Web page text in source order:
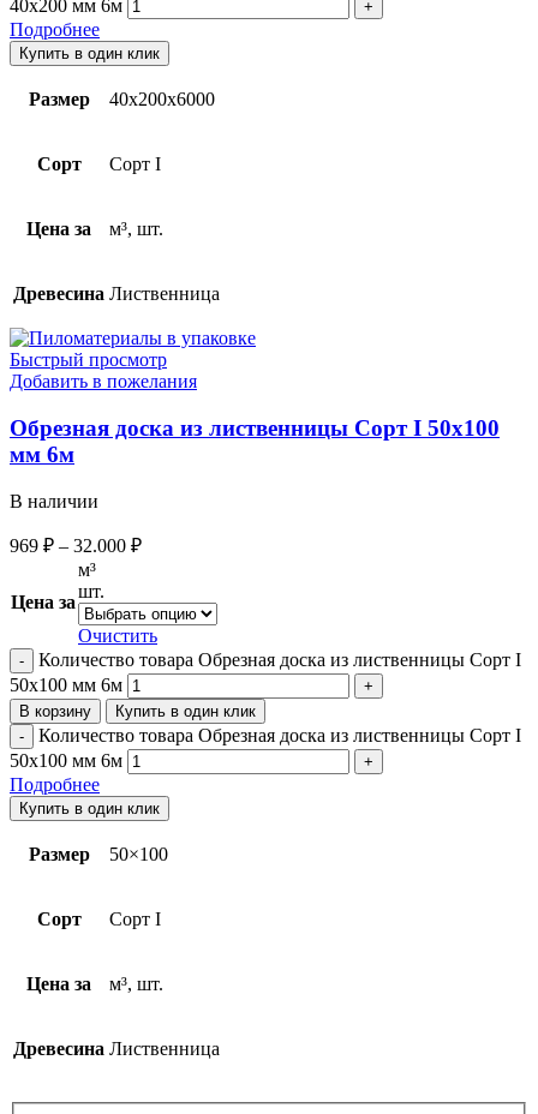
40х200 мм 6м
Подробнее
Купить в один клик
Размер 40х200х6000
Сорт Сорт I
Цена за м³, шт.
Древесина Лиственница
Быстрый просмотр
Добавить в пожелания
Обрезная доска из лиственницы Сорт I 50х100
мм 6м
В наличии
969 ₽ – 32.000 ₽
Цена за
м³
шт.
Очистить
Количество товара Обрезная доска из лиственницы Сорт I
50х100 мм 6м
В корзину Купить в один клик
Количество товара Обрезная доска из лиственницы Сорт I
50х100 мм 6м
Подробнее
Купить в один клик
Размер 50×100
Сорт Сорт I
Цена за м³, шт.
Древесина Лиственница